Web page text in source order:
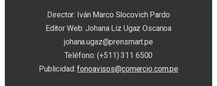
Director: Iván Marco Slocovich Pardo
Editor Web: Johana Liz Ugaz Oscanoa
johana.ugaz@prensmart.pe
Teléfono: (+511) 311 6500
Publicidad:fonoavisos@comercio.com.pe